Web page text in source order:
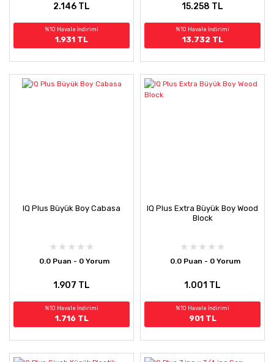
2.146 TL
%10 Havale İndirimi
1.931 TL
15.258 TL
%10 Havale İndirimi
13.732 TL
IQ Plus Büyük Boy Cabasa
0.0 Puan - 0 Yorum
1.907 TL
%10 Havale İndirimi
1.716 TL
IQ Plus Extra Büyük Boy Wood
Block
0.0 Puan - 0 Yorum
1.001 TL
%10 Havale İndirimi
901 TL